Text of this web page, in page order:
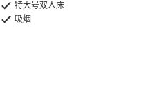
特大号双人床
吸烟